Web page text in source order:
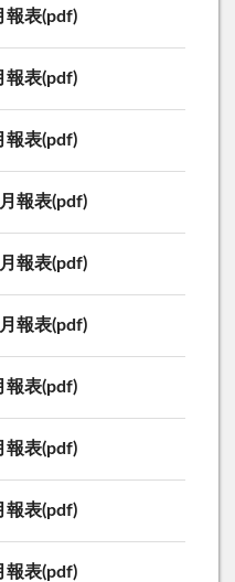
報表(pdf)
報表(pdf)
報表(pdf)
報表(pdf)
報表(pdf)
報表(pdf)
報表(pdf)
報表(pdf)
報表(pdf)
報表(pdf)